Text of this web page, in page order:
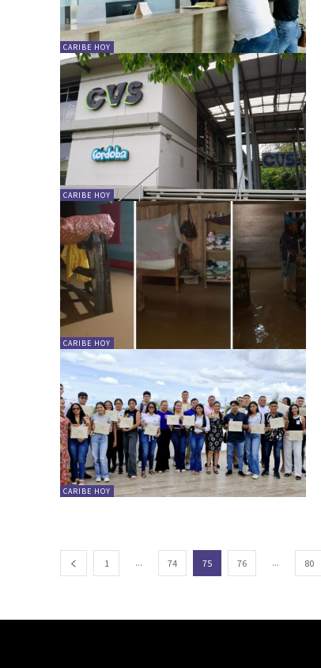
CARIBE HOY
CARIBE HOY
CARIBE HOY
CARIBE HOY
1 ... 74 75 76 ... 80